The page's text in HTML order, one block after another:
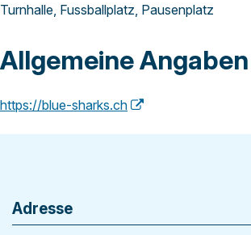
Turnhalle, Fussballplatz, Pausenplatz
Allgemeine Angaben
https://blue-sharks.ch
Adresse